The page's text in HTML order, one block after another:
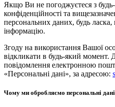
Якщо Ви не погоджуєтеся з
конфіденційності та
персональних даних, будь ласка,
інформацію.
Згоду на використання Вашої
відкликати в будь-який момент.
повідомлення електронною
«Персональні дані», за адресою:
Чому ми обробляємо персональні дані